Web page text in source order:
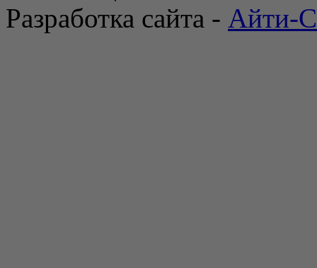
Разработка сайта - Айти-